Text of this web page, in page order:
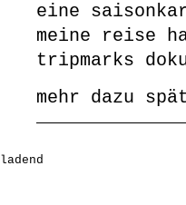
eine
meine reise
tripmarks
mehr dazu
ladend